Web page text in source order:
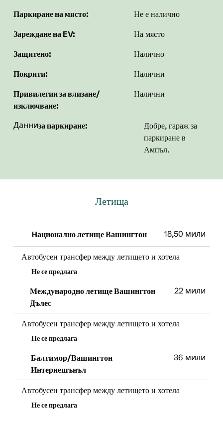
Паркиране на място:
Не е налично
Зареждане на EV:
На място
Защитено:
Налично
Покрити:
Налични
Привилегии за влизане/
изключване:
Налични
Данниза паркиране:
Добре, гараж за
паркиране в
Ампъл.
Летища
Национално летище Вашингтон 18,50 мили
Автобусен трансфер между летището и хотела
Не се предлага
Международно летище Вашингтон
Дълес
22 мили
Автобусен трансфер между летището и хотела
Не се предлага
Балтимор/Вашингтон
Интернешънъл
36 мили
Автобусен трансфер между летището и хотела
Не се предлага